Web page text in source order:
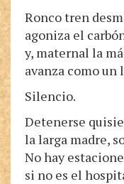
Ronco tren
agoniza el
y, maternal la
avanza como
Silencio.
Detenerse
la larga madre,
No hay
si no es el